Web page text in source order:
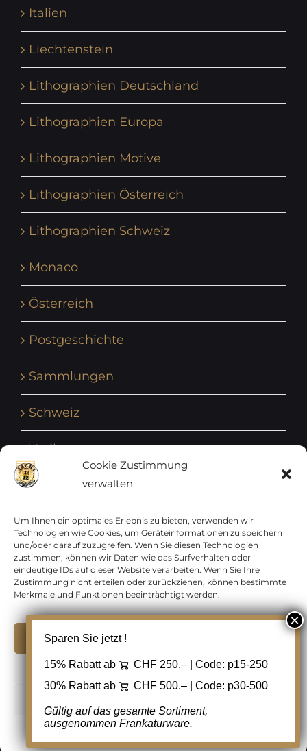
Cookie Zustimmung
verwalten
Um Ihnen ein optimales Erlebnis zu bieten, verwenden wir
Technologien wie Cookies, um Geräteinformationen zu speichern
und/oder darauf zuzugreifen. Wenn Sie diesen Technologien
zustimmen, können wir Daten wie das Surfverhalten oder
eindeutige IDs auf dieser Website verarbeiten. Wenn Sie Ihre
Zustimmung nicht erteilen oder zurückziehen, können bestimmte
Merkmale und Funktionen beeinträchtigt werden.
Ablehnen
Italien
Liechtenstein
Lithographien Deutschland
Lithographien Europa
Lithographien Motive
Lithographien Österreich
Lithographien Schweiz
Monaco
Österreich
Postgeschichte
Sammlungen
Schweiz
Vatikan
Vereinte Nationen
Vorphilatelie
Zensurbelege Österreich
Zensurbelege Schweiz
Copyright 2012 - 2024 URAY GmbH | All Rights
Reserved |
PCI Data Security Standards |
Facebook
Sparen Sie jetzt !
15% Rabatt ab CHF 250.– | Code: p15-250
30% Rabatt ab
CHF 500.– | Code: p30-500
Gültig auf das gesamte Sortiment,
ausgenommen Frankaturware.